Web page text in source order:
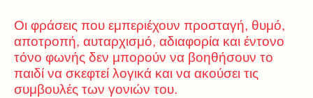
Οι φράσεις που εμπεριέχουν προσταγή, θυμό,
αποτροπή, αυταρχισμό, αδιαφορία και έντονο
τόνο φωνής δεν μπορούν να βοηθήσουν το
παιδί να σκεφτεί λογικά και να ακούσει τις
συμβουλές των γονιών του.